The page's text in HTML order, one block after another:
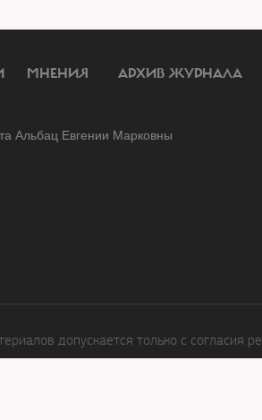
МНЕНИЯ АРХИВ ЖУРНАЛА
Альбац Евгении Марковны
допускается только с согласия